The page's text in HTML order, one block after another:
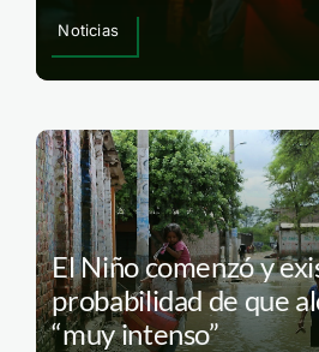
Noticias
El Niño comenzó y
probabilidad de que
“muy intenso”